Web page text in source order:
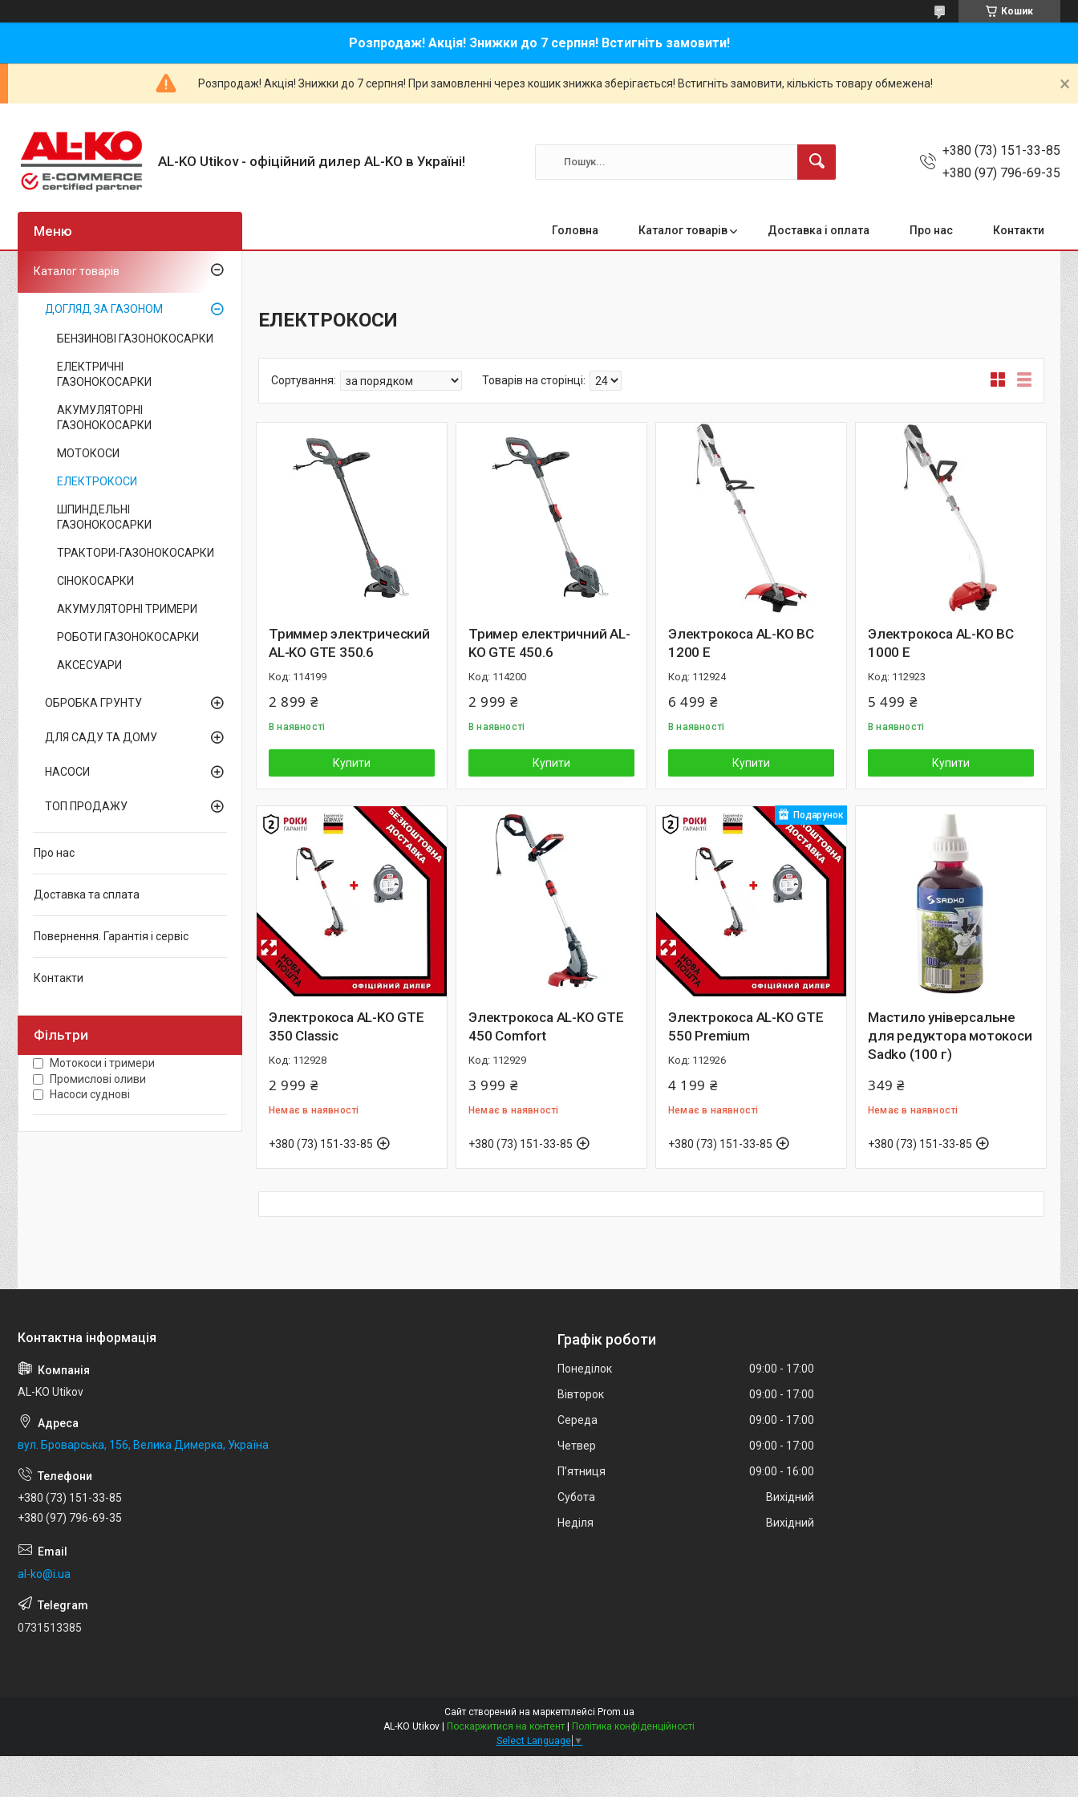
Кошик
Розпродаж! Акція! Знижки до 7 серпня! Встигніть замовити!
Розпродаж! Акція! Знижки до 7 серпня! При замовленні через кошик знижка зберігається! Встигніть замовити, кількість товару обмежена!
AL-KO Utikov - офіційний дилер AL-KO в Україні!
+380 (73) 151-33-85
+380 (97) 796-69-35
Головна Каталог товарів Доставка і оплата Про нас Контакти
ЕЛЕКТРОКОСИ
Триммер электрический
AL-KO GTE 350.6
114199
2 899 ₴
В наявності
Купити
Тример електричний AL-
KO GTE 450.6
114200
2 999 ₴
В наявності
Купити
Электрокоса AL-KO BC
1200 E
112924
6 499 ₴
В наявності
Купити
Электрокоса AL-KO BC
1000 E
112923
5 499 ₴
В наявності
Купити
Электрокоса AL-KO GTE
350 Classic
112928
2 999 ₴
Немає в наявності
+380 (73) 151-33-85
Электрокоса AL-KO GTE
450 Comfort
112929
3 999 ₴
Немає в наявності
+380 (73) 151-33-85
Подарунок
Электрокоса AL-KO GTE
550 Premium
112926
4 199 ₴
Немає в наявності
+380 (73) 151-33-85
Мастило універсальне
для редуктора мотокоси
Sadko (100 г)
349 ₴
Немає в наявності
+380 (73) 151-33-85
Каталог товарів
ДОГЛЯД ЗА ГАЗОНОМ
БЕНЗИНОВІ ГАЗОНОКОСАРКИ
ЕЛЕКТРИЧНІ
ГАЗОНОКОСАРКИ
АКУМУЛЯТОРНІ
ГАЗОНОКОСАРКИ
МОТОКОСИ
ЕЛЕКТРОКОСИ
ШПИНДЕЛЬНІ
ГАЗОНОКОСАРКИ
ТРАКТОРИ-ГАЗОНОКОСАРКИ
СІНОКОСАРКИ
АКУМУЛЯТОРНІ ТРИМЕРИ
РОБОТИ ГАЗОНОКОСАРКИ
АКСЕСУАРИ
ОБРОБКА ГРУНТУ
ДЛЯ САДУ ТА ДОМУ
НАСОСИ
ТОП ПРОДАЖУ
Про нас
Доставка та сплата
Повернення. Гарантія і сервіс
Контакти
Фільтри
Мотокоси і тримери
Промислові оливи
Насоси суднові
AL-KO Utikov
вул. Броварська, 156, Велика Димерка, Україна
+380 (73) 151-33-85
+380 (97) 796-69-35
al-ko@i.ua
0731513385
Графік роботи
Понеділок 09:00
17:00
Вівторок
09:00
17:00
Середа
09:00
17:00
Четвер
09:00
17:00
Пʼятниця
09:00
16:00
Субота
Вихідний
Неділя
Вихідний
Сайт створений на маркетплейсі Prom.ua
AL-KO Utikov | Поскаржитися на контент | Політика конфіденційності
Select Language ▼